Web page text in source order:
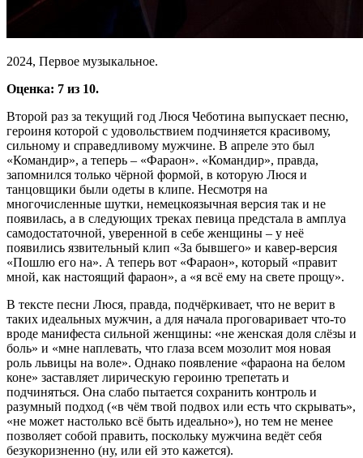
2024, Первое музыкальное.
Оценка: 7 из 10.
Второй раз за текущий год Люся Чеботина выпускает песню,
героиня которой с удовольствием подчиняется красивому,
сильному и справедливому мужчине. В апреле это был
«Командир», а теперь – «Фараон». «Командир», правда,
запомнился только чёрной формой, в которую Люся и
танцовщики были одеты в клипе. Несмотря на
многочисленные шутки, немецкоязычная версия так и не
появилась, а в следующих треках певица предстала в амплуа
самодостаточной, уверенной в себе женщины – у неё
появились язвительный клип «За бывшего» и кавер-версия
«Пошлю его на». А теперь вот «Фараон», который «правит
мной, как настоящий фараон», а «я всё ему на свете прощу».
В тексте песни Люся, правда, подчёркивает, что не верит в
таких идеальных мужчин, а для начала проговаривает что-то
вроде манифеста сильной женщины: «не женская доля слёзы и
боль» и «мне наплевать, что глаза всем мозолит моя новая
роль львицы на воле». Однако появление «фараона на белом
коне» заставляет лирическую героиню трепетать и
подчиняться. Она слабо пытается сохранить контроль и
разумный подход («в чём твой подвох или есть что скрывать»,
«не может настолько всё быть идеально»), но тем не менее
позволяет собой править, поскольку мужчина ведёт себя
безукоризненно (ну, или ей это кажется).